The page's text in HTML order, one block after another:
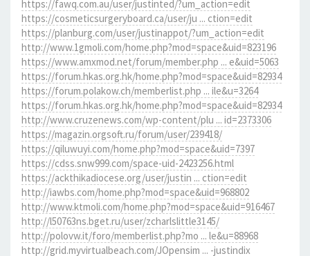
https://fawq.com.au/user/justinted/?um_action=edit
https://cosmeticsurgeryboard.ca/user/ju ... ction=edit
https://planburg.com/user/justinappot/?um_action=edit
http://www.1gmoli.com/home.php?mod=space&uid=823196
https://www.amxmod.net/forum/member.php ... e&uid=5063
https://forum.hkas.org.hk/home.php?mod=space&uid=82934
https://forum.polakow.ch/memberlist.php ... ile&u=3264
https://forum.hkas.org.hk/home.php?mod=space&uid=82934
http://www.cruzenews.com/wp-content/plu ... id=2373306
https://magazin.orgsoft.ru/forum/user/239418/
https://qiluwuyi.com/home.php?mod=space&uid=7397
https://cdss.snw999.com/space-uid-2423256.html
https://ackthikadiocese.org/user/justin ... ction=edit
http://iawbs.com/home.php?mod=space&uid=968802
http://www.ktmoli.com/home.php?mod=space&uid=916467
http://l50763ns.bget.ru/user/zcharlslittle3145/
http://polovw.it/foro/memberlist.php?mo ... le&u=88968
http://grid.myvirtualbeach.com/JOpensim ... -justindix